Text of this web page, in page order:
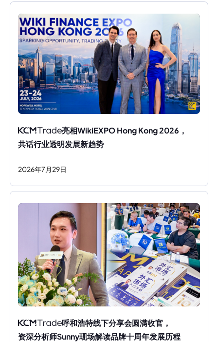
亮相WikiEXPO Hong Kong 2026，
共话行业透明发展新趋势
2026年7 月 29日
呼和浩特线下分享会圆满收官，
资深分析师Sunny现场解读品牌十周年发展历程